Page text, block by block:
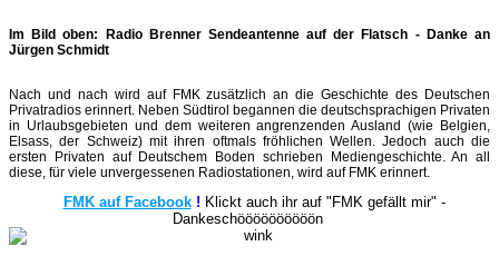
Im Bild oben: Radio Brenner Sendeantenne auf der Flatsch - Danke an
Jürgen Schmidt
Nach und nach wird auf FMK zusätzlich an die Geschichte des Deutschen
Privatradios erinnert. Neben Südtirol begannen die deutschsprachigen Privaten
in Urlaubsgebieten und dem weiteren angrenzenden Ausland (wie Belgien,
Elsass, der Schweiz) mit ihren oftmals fröhlichen Wellen. Jedoch auch die
ersten Privaten auf Deutschem Boden schrieben Mediengeschichte. An all
diese, für viele unvergessenen Radiostationen, wird auf FMK erinnert.
FMK auf Facebook! Klickt auch ihr auf "FMK gefällt mir" -
Dankeschöööööööööön